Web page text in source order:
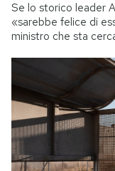
Se lo storico leader
«sarebbe felice di
ministro che sta